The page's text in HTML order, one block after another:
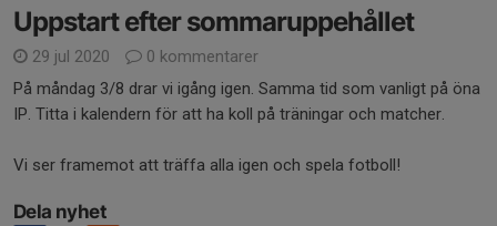
Uppstart efter sommaruppehållet
29 jul 2020
0 kommentarer
På måndag 3/8 drar vi igång igen. Samma tid som vanligt på öna
IP. Titta i kalendern för att ha koll på träningar och matcher.
Vi ser framemot att träffa alla igen och spela fotboll!
Dela nyhet